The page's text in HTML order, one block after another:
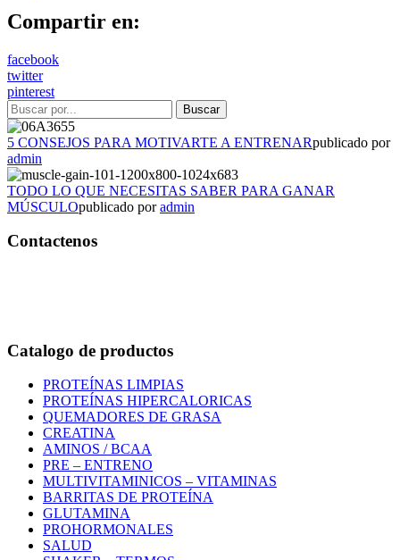
Compartir en:
facebook
twitter
pinterest
5 CONSEJOS PARA MOTIVARTE A ENTRENARpublicado por
admin
TODO LO QUE NECESITAS SABER PARA GANAR
MÚSCULOpublicado poradmin
Contactenos
Catalogo de productos
PROTEÍNAS LIMPIAS
PROTEÍNAS HIPERCALORICAS
QUEMADORES DE GRASA
CREATINA
AMINOS / BCAA
PRE – ENTRENO
MULTIVITAMINICOS – VITAMINAS
BARRITAS DE PROTEÍNA
GLUTAMINA
PROHORMONALES
SALUD